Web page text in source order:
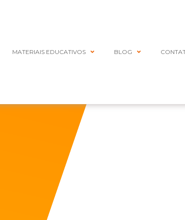
MATERIAIS EDUCATIVOS BLOG